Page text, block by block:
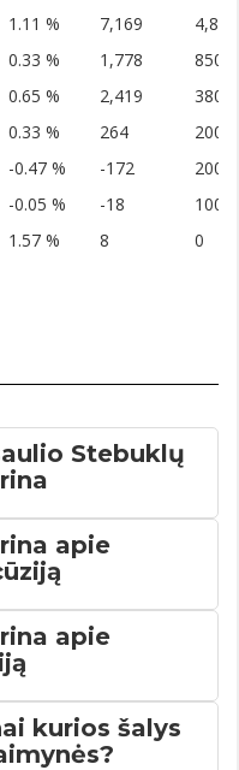
1.11 % 7,169
4,883
0.33 % 1,778
850
0.65 % 2,419
380
0.33 % 264
200
-0.47 % -172
200
-0.05 % -18
100
1.57 % 8 0
Stebuklų
apie
apie
kurios šalys